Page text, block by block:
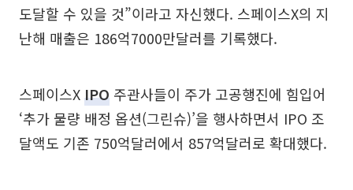
도달할 수 있을 것”이라고 자신했다. 스페이스X의 지
난해 매출은 186억7000만달러를 기록했다.
스페이스XIPO 주관사들이 주가 고공행진에 힘입어
‘추가 물량 배정 옵션(그린슈)’을 행사하면서 IPO 조
달액도 기존 750억달러에서 857억달러로 확대했다.